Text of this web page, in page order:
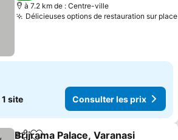
à 7.2 km de : Centre-ville
Délicieuses options de restauration sur place
1 site Consulter les prix
Brijrama Palace, Varanasi